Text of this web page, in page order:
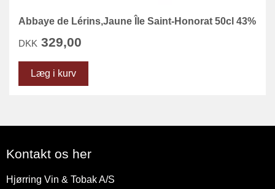
Abbaye de Lérins,Jaune Île Saint-Honorat 50cl 43%
DKK 329,00
Læg i kurv
Kontakt os her
Hjørring Vin & Tobak A/S